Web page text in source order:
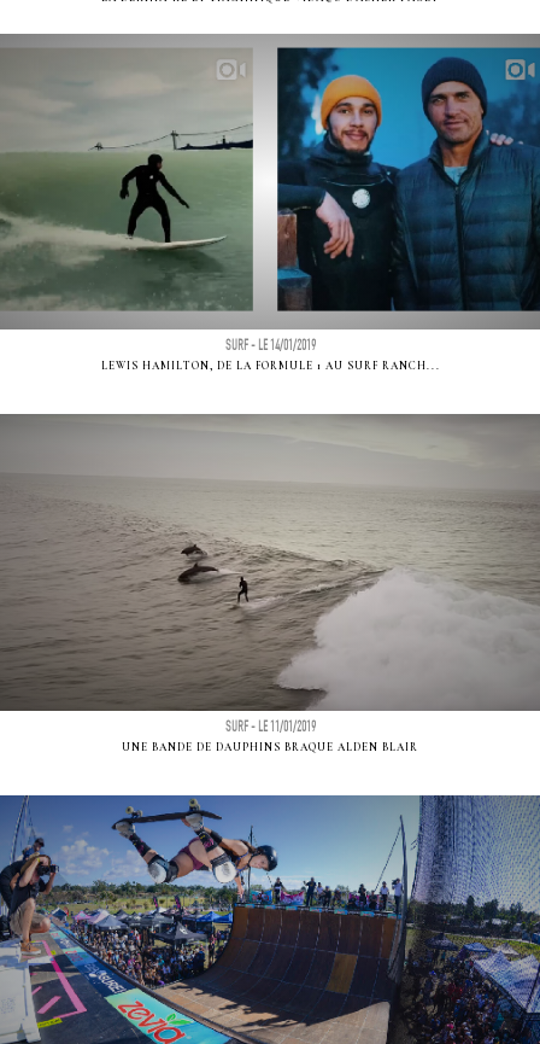
SURF - LE 14/01/2019
LEWIS HAMILTON, DE LA FORMULE 1 AU SURF RANCH...
SURF - LE 11/01/2019
UNE BANDE DE DAUPHINS BRAQUE ALDEN BLAIR